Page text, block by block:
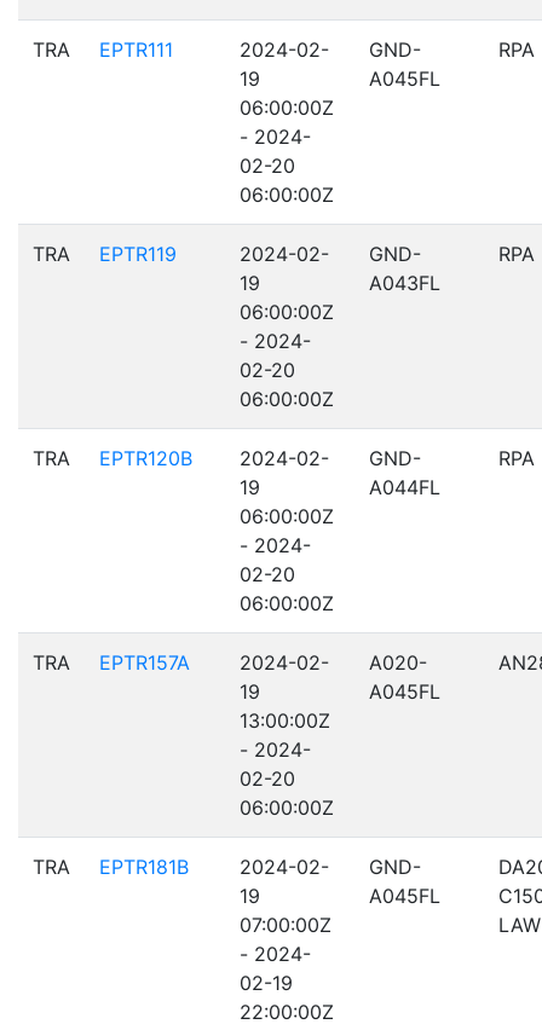
TRA EPTR111
2024-02-
19
06:00:00Z
- 2024-
02-20
06:00:00Z
GND-
A045FL
RPA
TRA EPTR119
2024-02-
19
06:00:00Z
- 2024-
02-20
06:00:00Z
GND-
A043FL
RPA
TRA EPTR120B
2024-02-
19
06:00:00Z
- 2024-
02-20
06:00:00Z
GND-
A044FL
RPA
TRA EPTR157A
2024-02-
19
13:00:00Z
- 2024-
02-20
06:00:00Z
A020-
A045FL
TRA EPTR181B
2024-02-
19
07:00:00Z
- 2024-
02-19
22:00:00Z
GND-
A045FL
LAW